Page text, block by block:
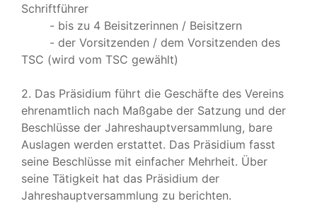
Schriftführer
- bis zu 4 Beisitzerinnen / Beisitzern
- der Vorsitzenden / dem Vorsitzenden des
TSC (wird vom TSC gewählt)
2. Das Präsidium führt die Geschäfte des Vereins
ehrenamtlich nach Maßgabe der Satzung und der
Beschlüsse der Jahreshauptversammlung, bare
Auslagen werden erstattet. Das Präsidium fasst
seine Beschlüsse mit einfacher Mehrheit. Über
seine Tätigkeit hat das Präsidium der
Jahreshauptversammlung zu berichten.